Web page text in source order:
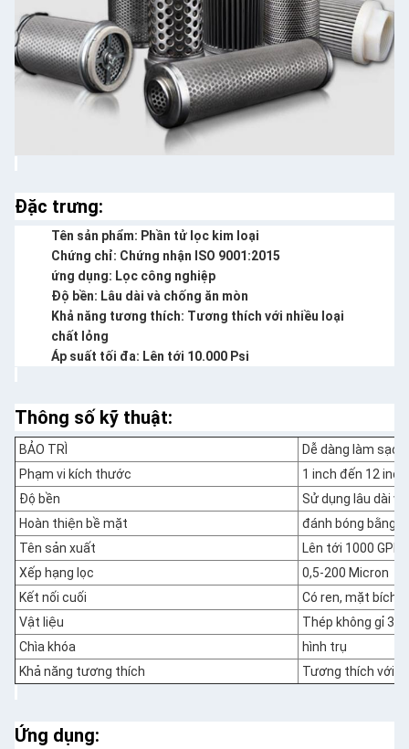
Đặc trưng:
Tên sản phẩm: Phần tử lọc kim loại
Chứng chỉ: Chứng nhận ISO 9001:2015
ứng dụng: Lọc công nghiệp
Độ bền: Lâu dài và chống ăn mòn
Khả năng tương thích: Tương thích với nhiều loại
chất lỏng
Áp suất tối đa: Lên tới 10.000 Psi
Thông số kỹ thuật:
BẢO TRÌ
Dễ dàng làm
Phạm vi kích thước
1 inch đến 12 inch
Độ bền
Sử dụng lâu dài
Hoàn thiện bề mặt
đánh bóng bằng
Tên sản xuất
Lên tới 1000 GPM
Xếp hạng lọc
0,5-200 Micron
Kết nối cuối
Có ren, mặt bích
Vật liệu
Thép không gỉ
Chìa khóa
hình trụ
Khả năng tương thích
Tương thích với
Ứng dụng: